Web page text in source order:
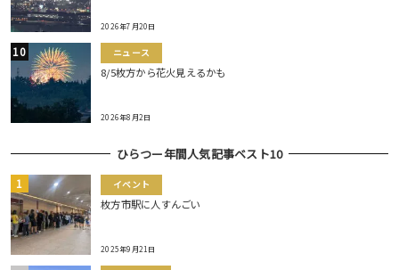
2026年7月20日
ニュース
8/5枚方から花火見えるかも
2026年8月2日
ひらつー年間人気記事ベスト10
イベント
枚方市駅に人すんごい
2025年9月21日